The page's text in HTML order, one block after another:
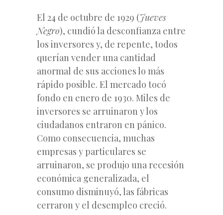
El 24 de octubre de 1929 (Jueves
Negro), cundió la desconfianza entre
los inversores y, de repente, todos
querían vender una cantidad
anormal de sus acciones lo más
rápido posible. El mercado tocó
fondo en enero de 1930. Miles de
inversores se arruinaron y los
ciudadanos entraron en pánico.
Como consecuencia, muchas
empresas y particulares se
arruinaron, se produjo una recesión
económica generalizada, el
consumo disminuyó, las fábricas
cerraron y el desempleo creció.